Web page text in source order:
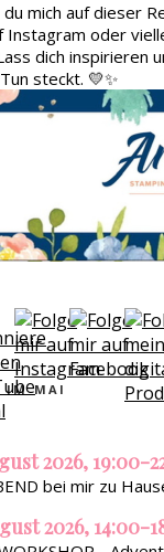
mich auf dieser
Instagram oder
dich inspirieren
steckt. 💛✨
IM MAI
2026, 19:00-
bei mir zu
2026, 14:00-